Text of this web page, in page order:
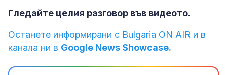
Гледайте целия разговор във видеото.
Останете информирани с Bulgaria ON AIR и в
канала ни в Google News Showcase.